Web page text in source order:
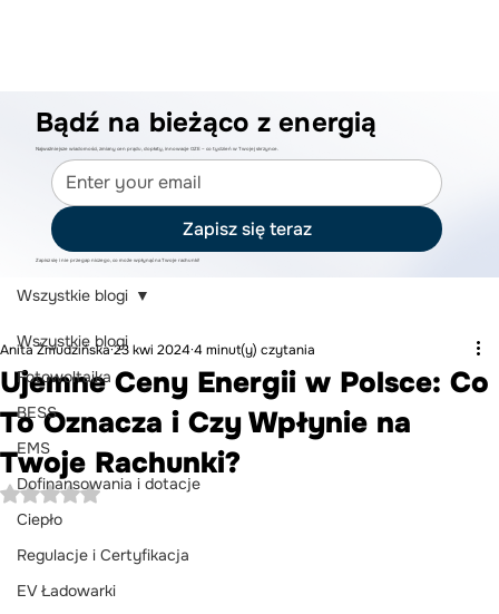
Bądź na bieżąco z energią
Najważniejsze wiadomości, zmiany cen prądu, dopłaty, innowacje OZE – co tydzień w Twojej skrzynce.
Zapisz się teraz
Zapisz się i nie przegap niczego, co może wpłynąć na Twoje rachunki!
Wszystkie blogi
Fotowoltaika
BESS
EMS
Dofinansowania i dotacje
Ciepło
Regulacje i Certyfikacja
EV Ładowarki
Wszystkie blogi
Ujemne Ceny Energii w Polsce: Co
To Oznacza i Czy Wpłynie na
Twoje Rachunki?
Anita Żmudzińska23 kwi 20244 minut(y) czytania
Oceniono na NaN z 5 gwiazdek.